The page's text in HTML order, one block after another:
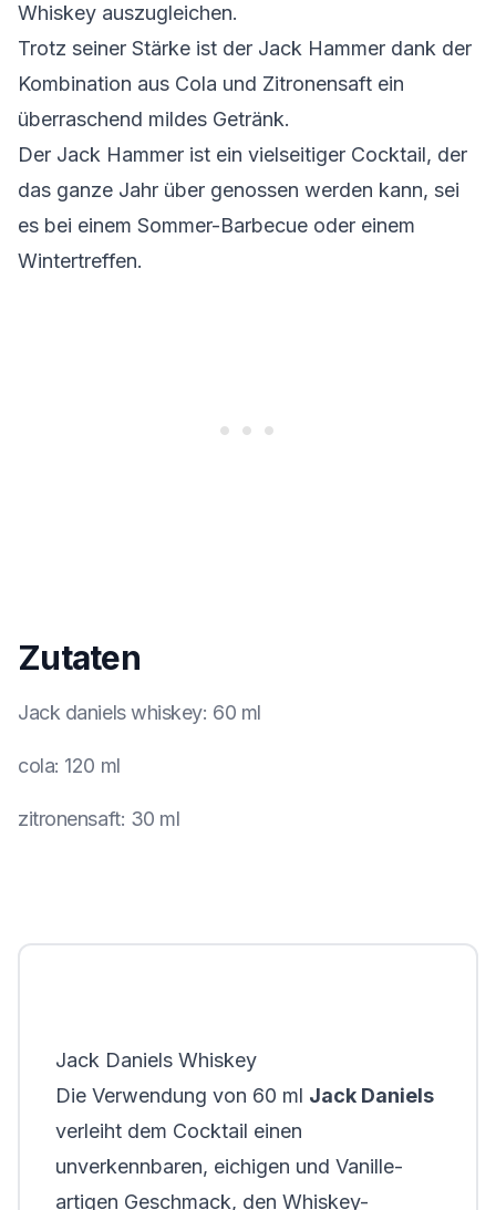
Whiskey auszugleichen.
Trotz seiner Stärke ist der Jack Hammer dank der
Kombination aus Cola und Zitronensaft ein
überraschend mildes Getränk.
Der Jack Hammer ist ein vielseitiger Cocktail, der
das ganze Jahr über genossen werden kann, sei
es bei einem Sommer-Barbecue oder einem
Wintertreffen.
Zutaten
Jack daniels whiskey: 60 ml
cola: 120 ml
zitronensaft: 30 ml
Jack Daniels Whiskey
Die Verwendung von 60 ml Jack Daniels
verleiht dem Cocktail einen
unverkennbaren, eichigen und Vanille-
artigen Geschmack, den Whiskey-